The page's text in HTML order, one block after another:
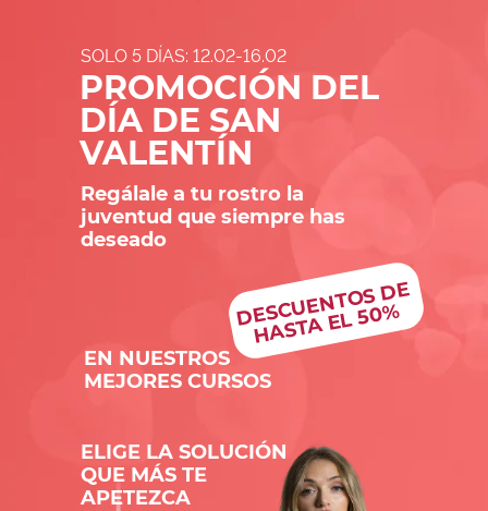
PROMOCIÓN DEL
DÍA DE SAN
VALENTÍN
SOLO 5 DÍAS: 12.02-16.02
Regálale a tu rostro la
juventud que siempre has
deseado
ELIGE LA SOLUCIÓN
QUE MÁS TE
APETEZCA
EN NUESTROS
MEJORES CURSOS
D
ES
C
U
E
NT
OS
D
E
H
AST
A
EL 5
0
%